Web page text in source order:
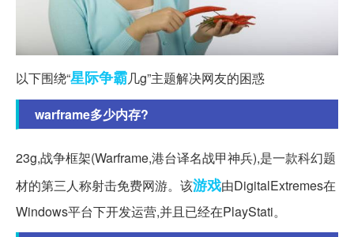
以下围绕“星际争霸几g”主题解决网友的困惑
warframe多少内存?
23g,战争框架(Warframe,港台译名战甲神兵),是一款科幻题
材的第三人称射击免费网游。该游戏由DigitalExtremes在
Windows平台下开发运营,并且已经在PlayStati。